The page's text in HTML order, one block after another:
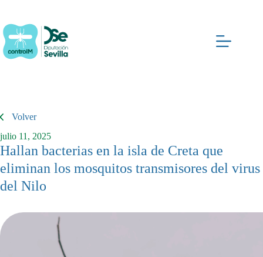
contenido
Volver
julio 11, 2025
Hallan bacterias en la isla de Creta que
eliminan los mosquitos transmisores del virus
del Nilo